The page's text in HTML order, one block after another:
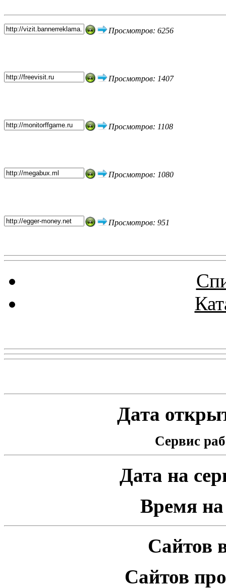
Просмотров: 6256
Просмотров: 1407
Просмотров: 1108
Просмотров: 1080
Просмотров: 951
Дата
Сервис
Дата на
Время на
Сайтов
Сайтов